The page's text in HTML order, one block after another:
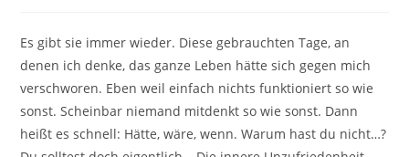
Es gibt sie immer wieder. Diese gebrauchten Tage, an
denen ich denke, das ganze Leben hätte sich gegen mich
verschworen. Eben weil einfach nichts funktioniert so wie
sonst. Scheinbar niemand mitdenkt so wie sonst. Dann
heißt es schnell: Hätte, wäre, wenn. Warum hast du nicht…?